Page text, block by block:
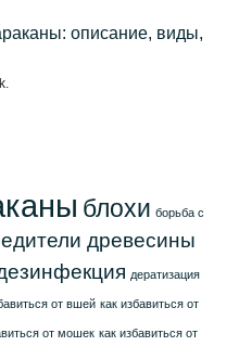
описание, виды,
блохи борьба с
древесины
дератизация
от вшей как избавиться от
от мошек как избавиться от